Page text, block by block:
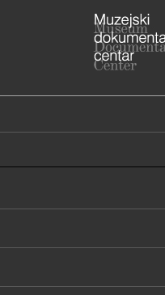
zbirka
utorak -